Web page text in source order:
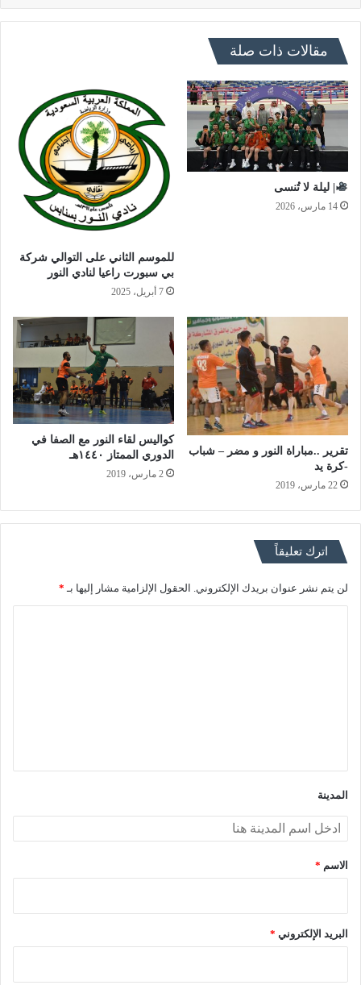
مقالات ذات صلة
| ليلة لا تُنسى
14 مارس، 2026
للموسم الثاني على التوالي شركة
بي سبورت راعيا لنادي النور
7 أبريل، 2025
تقرير ..مباراة النور و مضر – شباب
-كرة يد
22 مارس، 2019
كواليس لقاء النور مع الصفا في
الدوري الممتاز ١٤٤٠هـ
2 مارس، 2019
اترك تعليقاً
لن يتم نشر عنوان بريدك الإلكتروني. الحقول الإلزامية مشار إليها بـ *
المدينة
الاسم *
البريد الإلكتروني *